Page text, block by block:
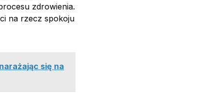
zdrowienia.
na rzecz spokoju
się na